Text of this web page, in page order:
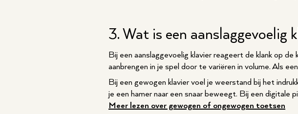
3. Wat is een aanslaggevoelig
Bij een aanslaggevoelig klavier reageert de klank op
aanbrengen in je spel door te variëren in volume. Als
Bij een gewogen klavier voel je weerstand bij het
je een hamer naar een snaar beweegt. Bij een digitale
Meer lezen over gewogen of ongewogen toetsen